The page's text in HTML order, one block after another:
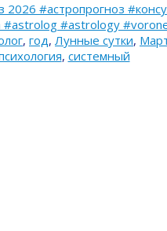
#астропрогноз
#astrolog #astrology
, год, Лунные сутки,
, системный